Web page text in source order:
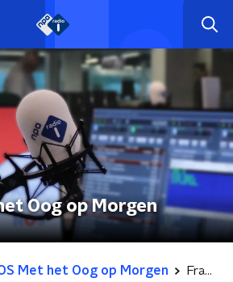
Oog op Morgen
Met het Oog op Morgen Fragmenten